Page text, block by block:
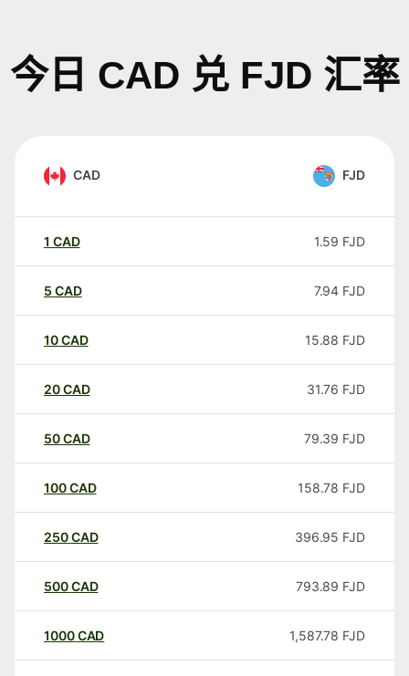
今日 CAD 兑 FJD 汇率
CAD FJD
1 CAD 1.59 FJD
5 CAD 7.94 FJD
10CAD 15.88 FJD
20CAD 31.76 FJD
50CAD 79.39 FJD
100CAD 158.78 FJD
250CAD 396.95 FJD
500CAD 793.89 FJD
1000CAD 1,587.78 FJD